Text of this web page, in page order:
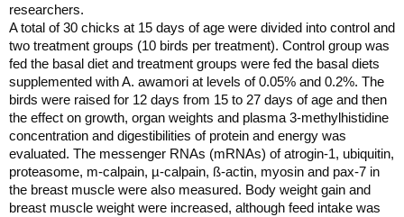
researchers.
A total of 30 chicks at 15 days of age were divided into control and
two treatment groups (10 birds per treatment). Control group was
fed the basal diet and treatment groups were fed the basal diets
supplemented with A. awamori at levels of 0.05% and 0.2%. The
birds were raised for 12 days from 15 to 27 days of age and then
the effect on growth, organ weights and plasma 3-methylhistidine
concentration and digestibilities of protein and energy was
evaluated. The messenger RNAs (mRNAs) of atrogin-1, ubiquitin,
proteasome, m-calpain, µ-calpain, ß-actin, myosin and pax-7 in
the breast muscle were also measured. Body weight gain and
breast muscle weight were increased, although feed intake was